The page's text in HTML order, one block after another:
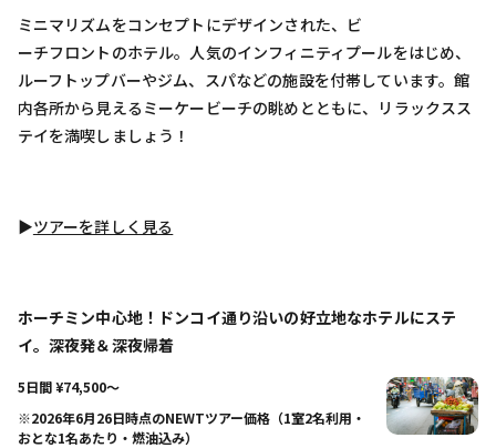
ミニマリズムをコンセプトにデザインされた、ビ
ーチフロントのホテル。人気のインフィニティプールをはじめ、
ルーフトップバーやジム、スパなどの施設を付帯しています。館
内各所から見えるミーケービーチの眺めとともに、リラックスス
テイを満喫しましょう！
▶︎ツアーを詳しく見る
ホーチミン中心地！ドンコイ通り沿いの好立地なホテルにステ
イ。深夜発＆深夜帰着
5日間 ¥74,500〜
※2026年6月26日時点のNEWTツアー価格（1室2名利用・
おとな1名あたり・燃油込み）